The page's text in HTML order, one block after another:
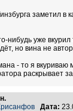
заметил в
нибудь уже вкурил
но вина не
- то я
раскрывает
Дата: